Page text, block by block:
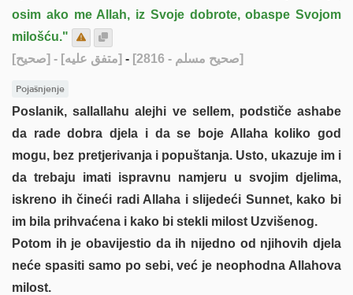
osim ako me Allah, iz Svoje dobrote, obaspe Svojom
milošću."
[صحيح]
- [متفق عليه] - [صحيح مسلم - 2816]
Pojašnjenje
Poslanik, sallallahu alejhi ve sellem, podstiče ashabe
da rade dobra djela i da se boje Allaha koliko god
mogu, bez pretjerivanja i popuštanja. Usto, ukazuje im i
da trebaju imati ispravnu namjeru u svojim djelima,
iskreno ih čineći radi Allaha i slijedeći Sunnet, kako bi
im bila prihvaćena i kako bi stekli milost Uzvišenog.
Potom ih je obavijestio da ih nijedno od njihovih djela
neće spasiti samo po sebi, već je neophodna Allahova
milost.